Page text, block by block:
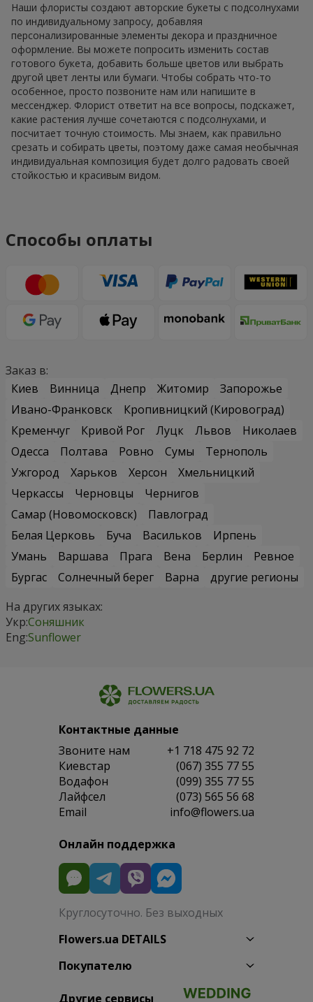
Наши флористы создают авторские букеты с подсолнухами
по индивидуальному запросу, добавляя
персонализированные элементы декора и праздничное
оформление. Вы можете попросить изменить состав
готового букета, добавить больше цветов или выбрать
другой цвет ленты или бумаги. Чтобы собрать что-то
особенное, просто позвоните нам или напишите в
мессенджер. Флорист ответит на все вопросы, подскажет,
какие растения лучше сочетаются с подсолнухами, и
посчитает точную стоимость. Мы знаем, как правильно
срезать и собирать цветы, поэтому даже самая необычная
индивидуальная композиция будет долго радовать своей
стойкостью и красивым видом.
Способы оплаты
Заказ в:
Киев
Винница Днепр Житомир
Запорожье
Ивано-Франковск
Кропивницкий (Кировоград)
Кременчуг
Кривой Рог Луцк Львов
Николаев
Одесса
Полтава Ровно Сумы
Тернополь
Ужгород
Харьков Херсон
Хмельницкий
Черкассы
Черновцы
Чернигов
Самар (Новомосковск)
Павлоград
Белая Церковь
Буча Васильков
Ирпень
Умань
Варшава Прага Вена Берлин
Ревное
Бургас
Солнечный берег Варна
другие регионы
На других языках:
Укр:Соняшник
Eng:Sunflower
Контактные данные
Звоните нам
+1 718 475 92 72
Киевстар
(067) 355 77 55
Водафон
(099) 355 77 55
Лайфсел
(073) 565 56 68
Email
info@flowers.ua
Онлайн поддержка
Круглосуточно. Без выходных
Flowers.ua DETAILS
Покупателю
Другие сервисы